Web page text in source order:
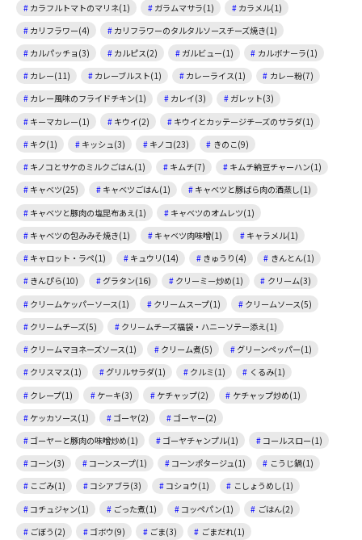
カラフルトマトのマリネ(1)
ガラムマサラ(1)
カラメル(1)
カリフラワー(4)
カリフラワーのタルタルソースチーズ焼き(1)
カルパッチョ(3)
カルピス(2) ガルビュー(1)
カルボナーラ(1)
カレー(11)
カレーブルスト(1) カレーライス(1)
カレー粉(7)
カレー風味のフライドチキン(1)
カレイ(3)
ガレット(3)
キーマカレー(1)
キウイ(2)
キウイとカッテージチーズのサラダ(1)
キク(1)
キッシュ(3) キノコ(23)
きのこ(9)
キノコとサケのミルクごはん(1)
キムチ(7)
キムチ納豆チャーハン(1)
キャベツ(25)
キャベツごはん(1)
キャベツと豚ばら肉の酒蒸し(1)
キャベツと豚肉の塩昆布あえ(1)
キャベツのオムレツ(1)
キャベツの包みみそ焼き(1)
キャベツ肉味噌(1)
キャラメル(1)
キャロット・ラペ(1)
キュウリ(14) きゅうり(4)
きんとん(1)
きんぴら(10)
グラタン(16) クリーミー炒め(1)
クリーム(3)
クリームケッパーソース(1)
クリームスープ(1)
クリームソース(5)
クリームチーズ(5)
クリームチーズ福袋・ハニーソテー添え(1)
クリームマヨネーズソース(1)
クリーム煮(5)
グリーンペッパー(1)
クリスマス(1)
グリルサラダ(1) クルミ(1)
くるみ(1)
クレープ(1)
ケーキ(3) ケチャップ(2)
ケチャップ炒め(1)
ケッカソース(1)
ゴーヤ(2)
ゴーヤー(2)
ゴーヤーと豚肉の味噌炒め(1)
ゴーヤチャンプル(1)
コールスロー(1)
コーン(3)
コーンスープ(1) コーンポタージュ(1)
こうじ鍋(1)
こごみ(1)
コシアブラ(3) コショウ(1)
こしょうめし(1)
コチュジャン(1)
ごった煮(1) コッペパン(1)
ごはん(2)
ごぼう(2)
ゴボウ(9) ごま(3)
ごまだれ(1)